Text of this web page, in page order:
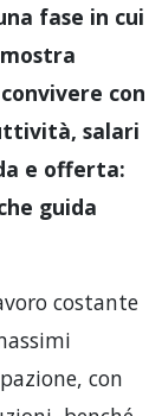
fase in cui
con
salari
e offerta:
guida
costante
con